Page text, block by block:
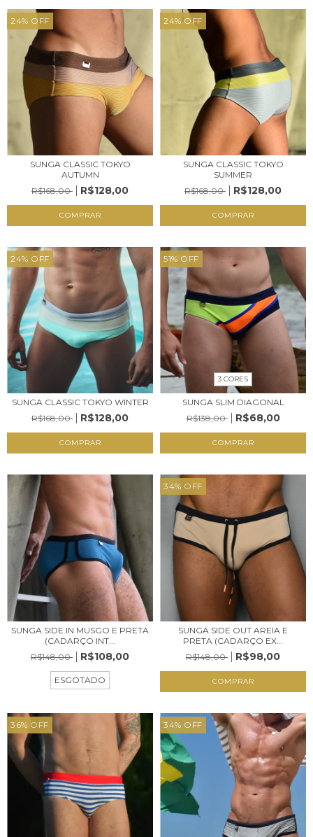
24% OFF
SUNGA CLASSIC TOKYO
AUTUMN
R$168,00
R$128,00
COMPRAR
24% OFF
SUNGA CLASSIC TOKYO
SUMMER
R$168,00
R$128,00
COMPRAR
24% OFF
SUNGA CLASSIC TOKYO WINTER
R$168,00
R$128,00
COMPRAR
51% OFF
3 CORES
SUNGA SLIM DIAGONAL
R$138,00
R$68,00
COMPRAR
SUNGA SIDE IN MUSGO E PRETA
(CADARÇO INT...
R$148,00
R$108,00
ESGOTADO
34% OFF
SUNGA SIDE OUT AREIA E
PRETA (CADARÇO EX...
R$148,00
R$98,00
COMPRAR
36% OFF 34% OFF